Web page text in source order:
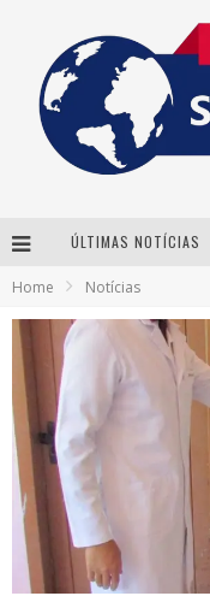
ÚLTIMAS NOTÍCIAS
Home Notícias